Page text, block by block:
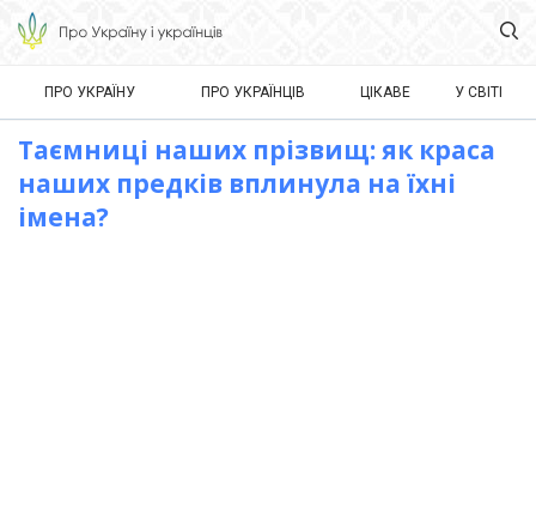
ПРО УКРАЇНУ ПРО УКРАЇНЦІВ ЦІКАВЕ У СВІТІ
Таємниці наших прізвищ: як краса
наших предків вплинула на їхні
імена?